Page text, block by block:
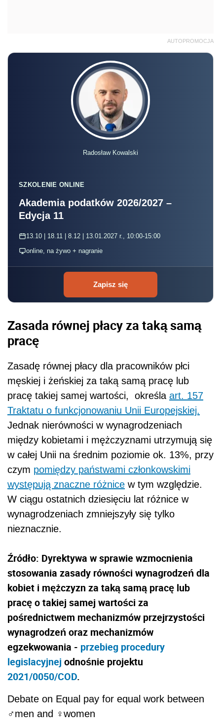
AUTOPROMOCJA
Radosław Kowalski
SZKOLENIE ONLINE
Akademia podatków 2026/2027 –
Edycja 11
13.10 | 18.11 | 8.12 | 13.01.2027 r., 10:00-15:00
online, na żywo + nagranie
Zapisz się
Zasada równej płacy za taką samą
pracę
Zasadę równej płacy dla pracowników płci
męskiej i żeńskiej za taką samą pracę lub
pracę takiej samej wartości,
określa art. 157
Traktatu o funkcjonowaniu Unii Europejskiej.
Jednak nierówności w wynagrodzeniach
między kobietami i mężczyznami utrzymują się
w całej Unii na średnim poziomie ok. 13%, przy
czym pomiędzy państwami członkowskimi
występują znaczne różnice w tym względzie.
W ciągu ostatnich dziesięciu lat różnice w
wynagrodzeniach zmniejszyły się tylko
nieznacznie.
Źródło: Dyrektywa w sprawie wzmocnienia
stosowania zasady równości wynagrodzeń dla
kobiet i mężczyzn za taką samą pracę lub
pracę o takiej samej wartości za
pośrednictwem mechanizmów przejrzystości
wynagrodzeń oraz mechanizmów
egzekwowania - przebieg procedury
legislacyjnej odnośnie projektu
2021/0050/COD.
Debate on Equal pay for equal work between
♂️men and ♀️women